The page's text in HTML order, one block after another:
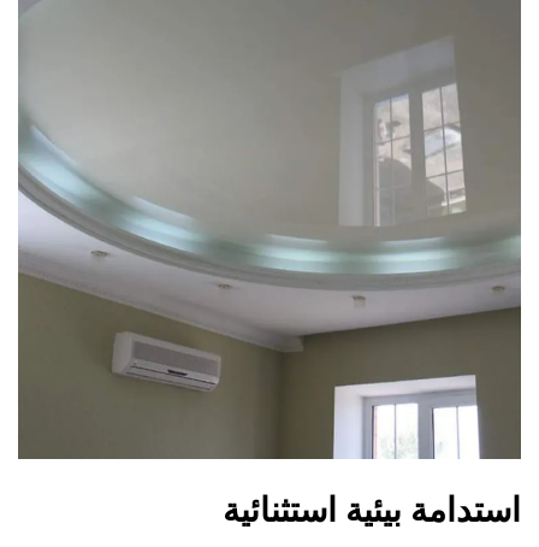
استدامة بيئية استثنائية